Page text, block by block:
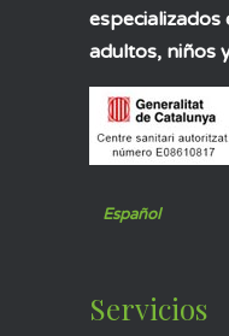
adultos, niños
Español
Servicios